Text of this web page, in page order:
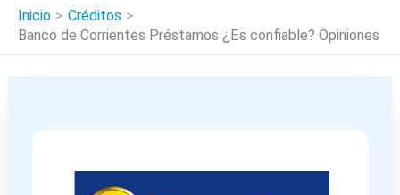
Inicio
Créditos
Banco de Corrientes Préstamos ¿Es confiable? Opiniones